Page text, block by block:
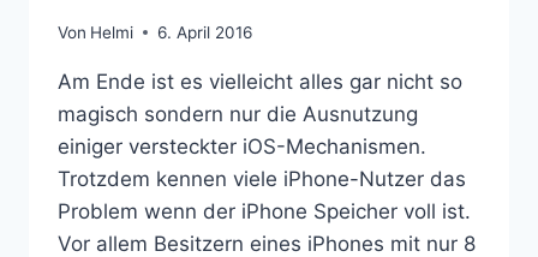
Von Helmi 6. April 2016
Am Ende ist es vielleicht alles gar nicht so
magisch sondern nur die Ausnutzung
einiger versteckter iOS-Mechanismen.
Trotzdem kennen viele iPhone-Nutzer das
Problem wenn der iPhone Speicher voll ist.
Vor allem Besitzern eines iPhones mit nur 8